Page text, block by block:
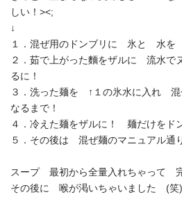
しい！><;
↓
１．混ぜ用のドンブリに 氷と 水を
２．茹で上がった麵をザルに 流水で
るに！
３．洗った麺を ↑１の氷水に入れ
なるまで！
４．冷えた麺をザルに！ 麺だけをド
５．その後は 混ぜ麺のマニュアル通
スープ 最初から全量入れちゃって
その後に 喉が渇いちゃいました (笑)